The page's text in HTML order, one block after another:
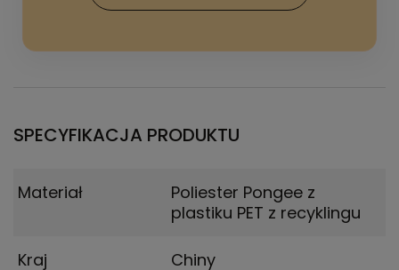
SPECYFIKACJA PRODUKTU
Materiał
Poliester Pongee z
plastiku PET z recyklingu
Kraj
Chiny